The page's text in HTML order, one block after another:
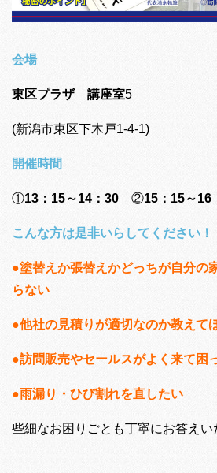
会場
東区プラザ 講座室5
(新潟市東区下木戸1-4-1)
開催時間
①13：15～14：30 ②15：15～16
こんな方は是非いらしてください！
●塗替えか張替えかどっちが自分の
らない
●他社の見積りが適切なのか教えて
●訪問販売やセールスがよく来て困
●雨漏り・ひび割れを直したい
些細なお困りごとも丁寧にお答えい